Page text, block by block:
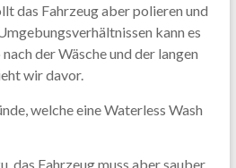
das Fahrzeug aber polieren und
kann es
der Wäsche und der langen
wir davor.
welche eine Waterless Wash
das Fahrzeug muss aber sauber